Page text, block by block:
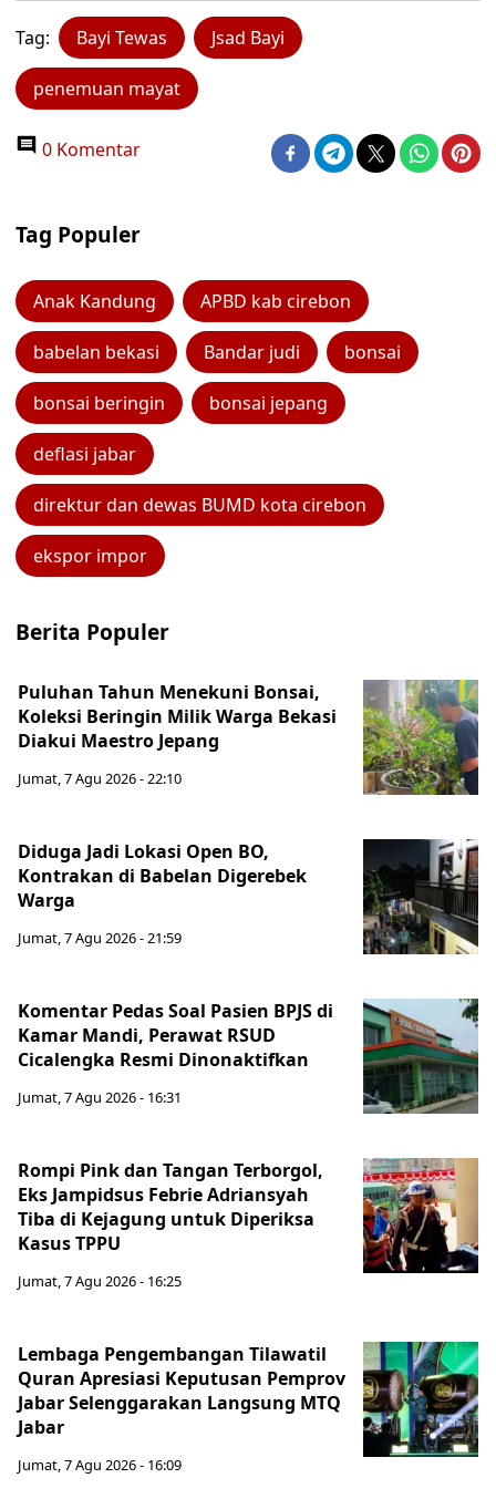
Tag: Bayi Tewas Jsad Bayi
penemuan mayat
0 Komentar
Tag Populer
Anak Kandung APBD kab cirebon
babelan bekasi Bandar judi bonsai
bonsai beringin bonsai jepang
deflasi jabar
direktur dan dewas BUMD kota cirebon
ekspor impor
Berita Populer
Puluhan Tahun Menekuni Bonsai,
Koleksi Beringin Milik Warga Bekasi
Diakui Maestro Jepang
Jumat, 7 Agu 2026 - 22:10
Diduga Jadi Lokasi Open BO,
Kontrakan di Babelan Digerebek
Warga
Jumat, 7 Agu 2026 - 21:59
Komentar Pedas Soal Pasien BPJS di
Kamar Mandi, Perawat RSUD
Cicalengka Resmi Dinonaktifkan
Jumat, 7 Agu 2026 - 16:31
Rompi Pink dan Tangan Terborgol,
Eks Jampidsus Febrie Adriansyah
Tiba di Kejagung untuk Diperiksa
Kasus TPPU
Jumat, 7 Agu 2026 - 16:25
Lembaga Pengembangan Tilawatil
Quran Apresiasi Keputusan Pemprov
Jabar Selenggarakan Langsung MTQ
Jabar
Jumat, 7 Agu 2026 - 16:09